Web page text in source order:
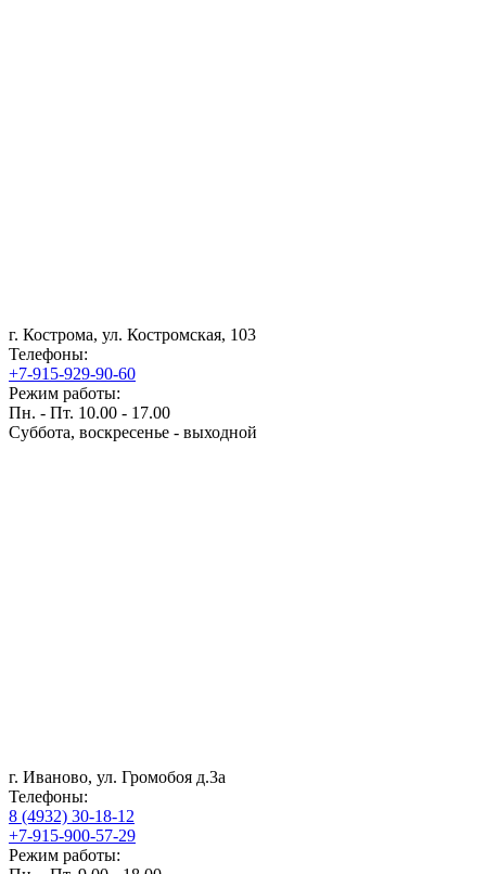
г. Кострома, ул. Костромская, 103
Телефоны:
+7-915-929-90-60
Режим работы:
Пн. - Пт. 10.00 - 17.00
Суббота, воскресенье - выходной
г. Иваново, ул. Громобоя д.3а
Телефоны:
8 (4932) 30-18-12
+7-915-900-57-29
Режим работы: